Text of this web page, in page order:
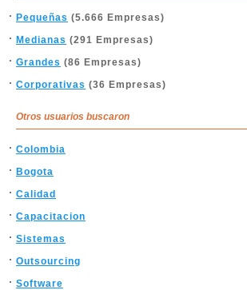
Pequeñas (5.666 Empresas)
Medianas (291 Empresas)
Grandes (86 Empresas)
Corporativas (36 Empresas)
Otros usuarios buscaron
Colombia
Bogota
Calidad
Capacitacion
Sistemas
Outsourcing
Software